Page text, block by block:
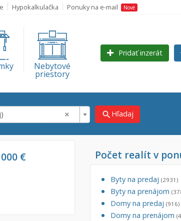
Hypokalkulačka Ponuky na e-mail Nové
Nebytové
priestory
Pridať inzerát
× search Hľadaj
€ Počet realít v
Byty na predaj (2931)
Byty na prenájom
Domy na predaj (916)
Domy na prenájom